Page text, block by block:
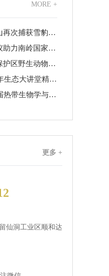
MORE +
物保护，助力高山旗舰物种精准监测
AI“听懂”鸟鸣获央视《新闻直播间》报道
藏酋猴监测与保护
监测技术赋能生态系统变化监测
AI赋能全球生物多样性智慧保护
更多 +
仙洞工业区顺和达